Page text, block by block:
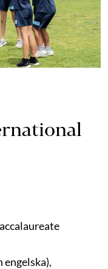
engelska),